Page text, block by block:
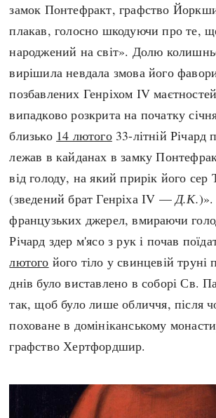
замок Понтефракт, графство
плакав, голосно шкодуючи про те,
народжений на світ». Долю
вирішила невдала змова його
позбавлених Генріхом ІV
випадково розкрита на початку
близько 14 лютого33-літній Річард
лежав в кайданах в замку
від голоду, на який прирік його
(зведений брат Генріха ІV —Д.К.)».
французьких джерел, вмираючи
Річард здер м'ясо з рук і почав
лютого його тіло у свинцевій труні
днів було виставлено в соборі Св.
так, щоб було лише обличчя, після
поховане в домініканському
графство Хертфордшир.